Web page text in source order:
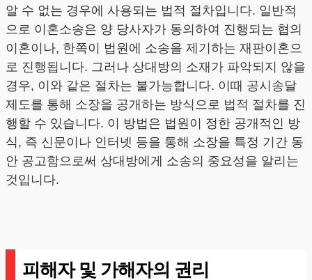
알 수 없는 경우에 사용되는 법적 절차입니다. 일반적
으로 이혼소송은 양 당사자가 동의하여 진행되는 협의
이혼이나, 한쪽이 법원에 소송을 제기하는 재판이혼으
로 진행됩니다. 그러나 상대방의 소재가 파악되지 않을
경우, 이와 같은 절차는 불가능합니다. 이때 공시송달
제도를 통해 소장을 공개하는 방식으로 법적 절차를 진
행할 수 있습니다. 이 방법은 법원이 정한 공개적인 방
식, 즉 신문이나 인터넷 등을 통해 소장을 특정 기간 동
안 공고함으로써 상대방에게 소송의 중요성을 알리는
것입니다.
피해자 및 가해자의 권리